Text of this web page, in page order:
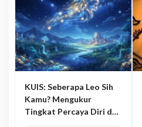
KUIS: Seberapa Leo Sih
Kamu? Mengukur
Tingkat Percaya Diri dan